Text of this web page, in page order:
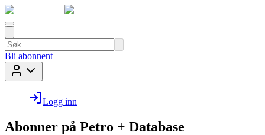
Bli abonnent
Logg inn
Abonner på Petro + Database